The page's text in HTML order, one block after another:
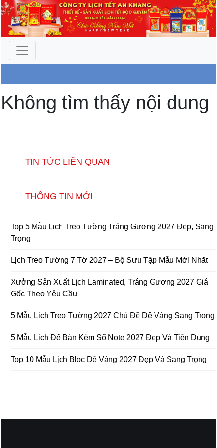
Công Ty An Khang
Không tìm thấy nội dung
TIN TỨC LIÊN QUAN
THÔNG TIN MỚI
Top 5 Mẫu Lịch Treo Tường Tráng Gương 2027 Đẹp, Sang
Trọng
Lịch Treo Tường 7 Tờ 2027 – Bộ Sưu Tập Mẫu Mới Nhất
Xưởng Sản Xuất Lịch Laminated, Tráng Gương 2027 Giá
Gốc Theo Yêu Cầu
5 Mẫu Lịch Treo Tường 2027 Chủ Đề Dê Vàng Sang Trọng
5 Mẫu Lịch Để Bàn Kèm Sổ Note 2027 Đẹp Và Tiện Dụng
Top 10 Mẫu Lịch Bloc Dê Vàng 2027 Đẹp Và Sang Trọng